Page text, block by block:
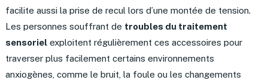
facilite aussi la prise de recul lors d’une montée de tension.
Les personnes souffrant de troubles du traitement
sensorielexploitent régulièrement ces accessoires pour
traverser plus facilement certains environnements
anxiogènes, comme le bruit, la foule ou les changements